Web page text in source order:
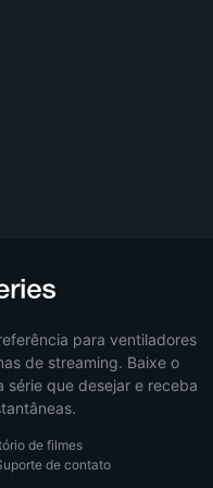
para ventiladores
de streaming. Baixe o
que desejar e receba
de filmes
de contato